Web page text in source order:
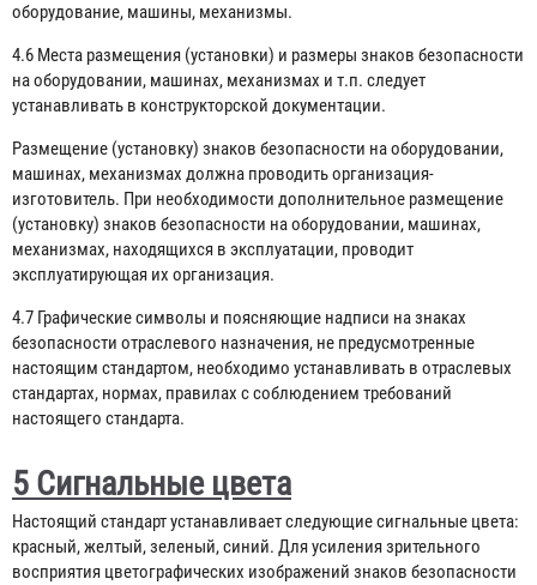
оборудование, машины, механизмы.
4.6 Места размещения (установки) и размеры знаков безопасности
на оборудовании, машинах, механизмах и т.п. следует
устанавливать в конструкторской документации.
Размещение (установку) знаков безопасности на оборудовании,
машинах, механизмах должна проводить организация-
изготовитель. При необходимости дополнительное размещение
(установку) знаков безопасности на оборудовании, машинах,
механизмах, находящихся в эксплуатации, проводит
эксплуатирующая их организация.
4.7 Графические символы и поясняющие надписи на знаках
безопасности отраслевого назначения, не предусмотренные
настоящим стандартом, необходимо устанавливать в отраслевых
стандартах, нормах, правилах с соблюдением требований
настоящего стандарта.
5 Сигнальные цвета
Настоящий стандарт устанавливает следующие сигнальные цвета:
красный, желтый, зеленый, синий. Для усиления зрительного
восприятия цветографических изображений знаков безопасности